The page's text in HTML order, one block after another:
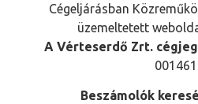
Cégeljárásban
üzemeltetett
A Vérteserdő Zrt.
Beszámolók